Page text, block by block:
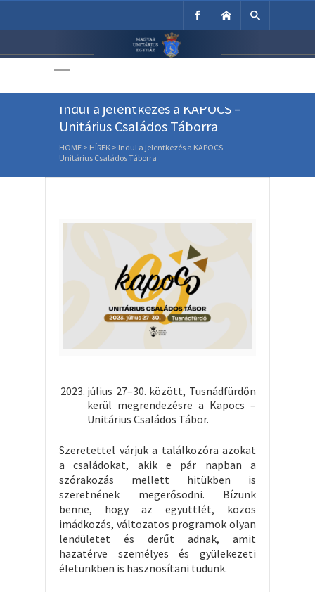
Unitárius Egyház
Indul a jelentkezés a KAPOCS –
Unitárius Családos Táborra
HOME > HÍREK > Indul a jelentkezés a KAPOCS –
Unitárius Családos Táborra
július 27–30. között, Tusnádfürdőn
kerül megrendezésre a Kapocs –
Unitárius Családos Tábor.
Szeretettel várjuk a találkozóra azokat
a családokat, akik e pár napban a
szórakozás mellett hitükben is
szeretnének megerősödni. Bízunk
benne, hogy az együttlét, közös
imádkozás, változatos programok olyan
lendületet és derűt adnak, amit
hazatérve személyes és gyülekezeti
életünkben is hasznosítani tudunk.